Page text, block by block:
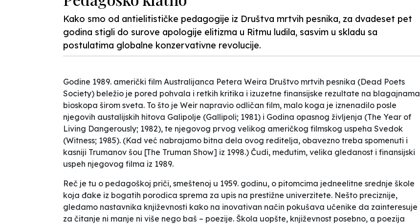
Kako smo od antielitističke pedagogije iz Društva mrtvih pesnika, za dvadeset pet
godina stigli do surove apologije elitizma u Ritmu ludila, sasvim u skladu sa
postulatima globalne konzervativne revolucije.
Godine 1989. američki film Australijanca Petera Weira Društvo mrtvih pesnika (Dead Poets
Society) beležio je pored pohvala i retkih kritika i izuzetne finansijske rezultate na blagajnama
bioskopa širom sveta. To što je Weir napravio odličan film, malo koga je iznenadilo posle
njegovih austalijskih hitova Galipolje (Gallipoli; 1981) i Godina opasnog življenja (The Year of
Living Dangerously; 1982), te njegovog prvog velikog američkog filmskog uspeha Svedok
(Witness; 1985). (Kad već nabrajamo bitna dela ovog reditelja, obavezno treba spomenuti i
kasniji Trumanov šou [The Truman Show] iz 1998.) Čudi, međutim, velika gledanost i finansijski
uspeh njegovog filma iz 1989.
Reč je tu o pedagoškoj priči, smeštenoj u 1959. godinu, o pitomcima jedneelitne srednje škole
koja đake iz bogatih porodica sprema za upis na prestižne univerzitete. Nešto preciznije,
gledamo nastavnika književnosti kako na inovativan način pokušava učenike da zainteresuje
za čitanje ni manje ni više nego baš – poezije. Škola uopšte, književnost posebno, a poezija